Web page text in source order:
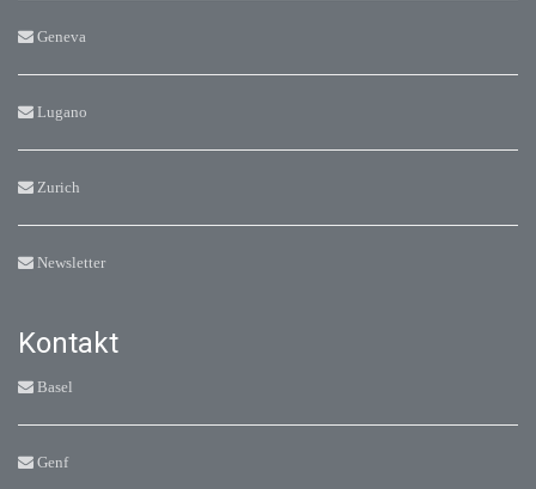
Geneva
Lugano
Zurich
Newsletter
Kontakt
Basel
Genf